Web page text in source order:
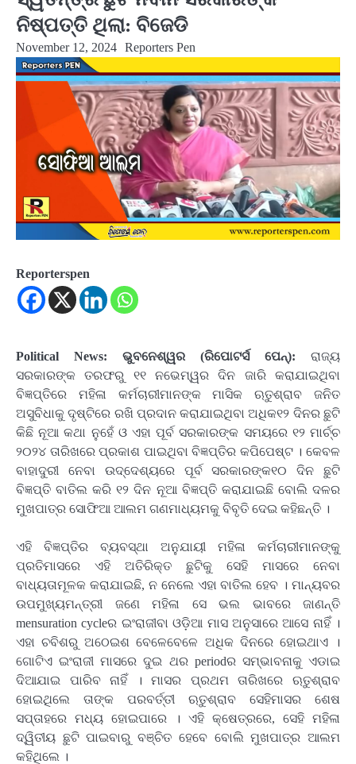
ନିଷ୍ପତ୍ତି ଥିଲା: ବିଜେଡି
November 12, 2024 Reporters Pen
Reporterspen
Political News: ଭୁବନେଶ୍ୱର (ରିପୋଟର୍ସ ପେନ୍‌): ରାଜ୍ୟ
ସରକାରଙ୍କ ତରଫରୁ ୧୧ ନଭେମ୍ୱର ଦିନ ଜାରି କରାଯାଇଥିବା
ବିଜ୍ଞପ୍ତିରେ ମହିଳା କର୍ମଚାରୀମାନଙ୍କ ମାସିକ ଋତୁଶ୍ରାବ ଜନିତ
ଅସୁବିଧାକୁ ଦୃଷ୍ଟିରେ ରଖି ପ୍ରଦାନ କରାଯାଇଥିବା ଅଧିକ୧୨ ଦିନର ଛୁଟି
କିଛି ନୂଆ କଥା ନୁହେଁ ଓ ଏହା ପୂର୍ବ ସରକାରଙ୍କ ସମୟରେ ୧୨ ମାର୍ଚ୍ଚ
୨୦୨୪ ତାରିଖରେ ପ୍ରକାଶ ପାଇଥିବା ବିଜ୍ଞପ୍ତିର କପିପେଷ୍ଟ । କେବଳ
ବାହାଦୁରୀ ନେବା ଉଦ୍ଦେଶ୍ୟରେ ପୂର୍ବ ସରକାରଙ୍କ୧୦ ଦିନ ଛୁଟି
ବିଜ୍ଞପ୍ତି ବାତିଲ କରି ୧୨ ଦିନ ନୂଆ ବିଜ୍ଞପ୍ତି କରାଯାଇଛି ବୋଲି ଦଳର
ମୁଖପାତ୍ର ସୋଫିଆ ଆଲମ ଗଣମାଧ୍ୟମକୁ ବିବୃତି ଦେଇ କହିଛନ୍ତି ।
ଏହି ବିଜ୍ଞପ୍ତିର ବ୍ୟବସ୍ଥା ଅନୁଯାୟୀ ମହିଳା କର୍ମଚାରୀମାନଙ୍କୁ
ପ୍ରତିମାସରେ ଏହି ଅତିରିକ୍ତ ଛୁଟିକୁ ସେହି ମାସରେ ନେବା
ବାଧ୍ୟତାମୂଳକ କରାଯାଇଛି, ନ ନେଲେ ଏହା ବାତିଲ ହେବ । ମାନ୍ୟବର
ଉପମୁଖ୍ୟମନ୍ତ୍ରୀ ଜଣେ ମହିଳା ସେ ଭଲ ଭାବରେ ଜାଣନ୍ତି
mensuration cycleର ଇଂରାଜୀବା ଓଡ଼ିଆ ମାସ ଅନୁସାରେ ଆସେ ନାହିଁ ।
ଏହା ଚବିଶରୁ ଅଠେଇଶ ବେଳେବେଳେ ଅଧିକ ଦିନରେ ହୋଇଥାଏ ।
ଗୋଟିଏ ଇଂରାଜୀ ମାସରେ ଦୁଇ ଥର periodର ସମ୍ଭାବନାକୁ ଏଡାଇ
ଦିଆଯାଇ ପାରିବ ନାହିଁ । ମାସର ପ୍ରଥମ ତାରିଖରେ ଋତୁଶ୍ରାବ
ହୋଇଥିଲେ ତାଙ୍କ ପରବର୍ତ୍ତୀ ଋତୁଶ୍ରାବ ସେହିମାସର ଶେଷ
ସପ୍ତାହରେ ମଧ୍ୟ ହୋଇପାରେ । ଏହି କ୍ଷେତ୍ରରେ, ସେହି ମହିଳା
ଦ୍ୱିତୀୟ ଛୁଟି ପାଇବାରୁ ବଞ୍ଚିତ ହେବେ ବୋଲି ମୁଖପାତ୍ର ଆଲମ
କହିଥିଲେ ।